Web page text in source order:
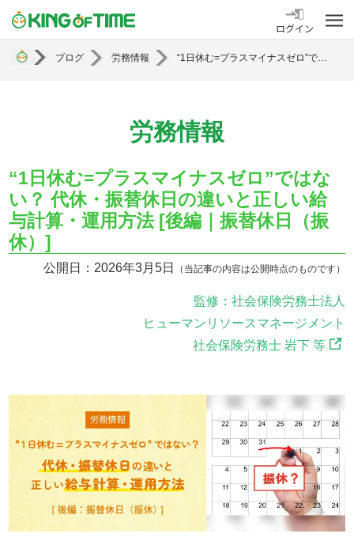
勤怠管理システム KING OF TIME
ログイン
ブログ 労務情報 “1日休む=プラスマイナスゼロ”ではない？ 代休・振替休日の違いと正しい給与計算・運用方法 [後編｜振替休日（振休）]
労務情報
“1日休む=プラスマイナスゼロ”ではな
い？ 代休・振替休日の違いと正しい給
与計算・運用方法 [後編｜振替休日（振
休）]
公開日：2026年3月5日 （当記事の内容は公開時点のものです）
監修：社会保険労務士法人
ヒューマンリソースマネージメント
社会保険労務士 岩下 等